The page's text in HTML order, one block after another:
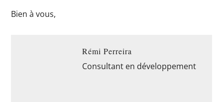
Bien à vous,
Rémi Perreira
Consultant en développement